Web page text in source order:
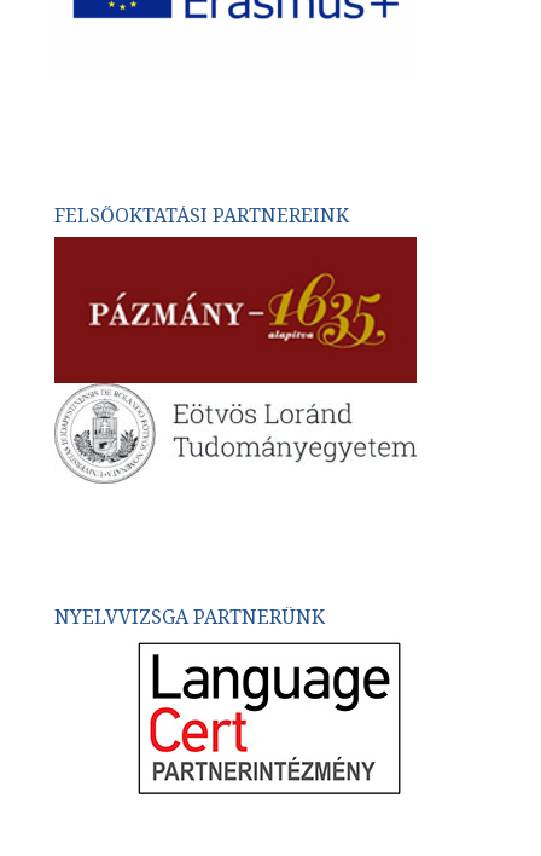
FELSŐOKTATÁSI PARTNEREINK
NYELVVIZSGA PARTNERÜNK